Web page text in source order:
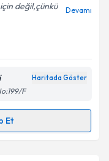
ilişkin
belirtilen
değil,çünkü
Devamı
Haritada Göster
F
Et